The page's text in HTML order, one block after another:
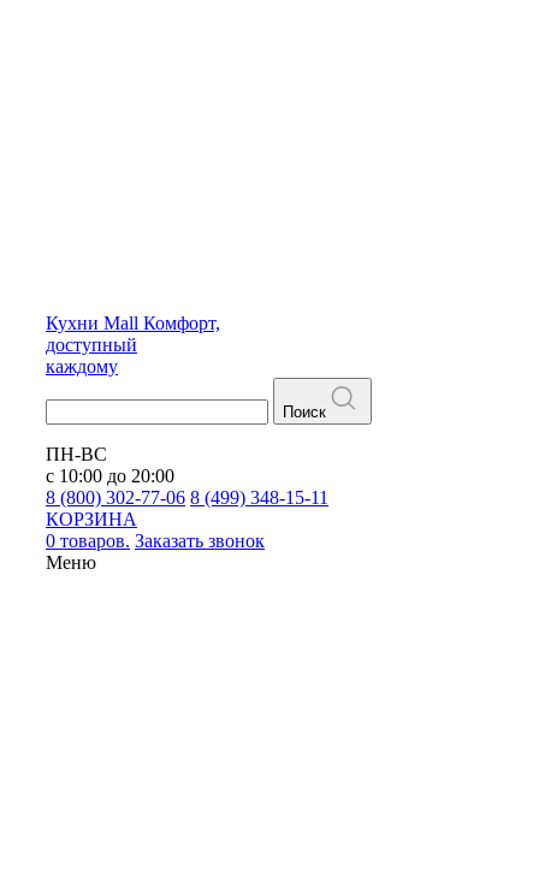
Кухни Mall Комфорт,
доступный
каждому
Поиск
ПН-ВС
с 10:00 до 20:00
8 (800) 302-77-06 8 (499) 348-15-11
КОРЗИНА
0 товаров. Заказать звонок
Меню